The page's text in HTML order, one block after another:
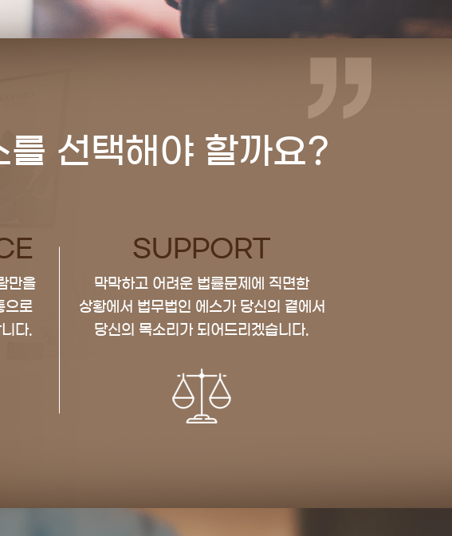
를 선택해야 할까요?
만을
으로
다.
SUPPORT
막막하고 어려운 법률문제에 직면한
상황에서 법무법인 에스가 당신의 곁에서
당신의 목소리가 되어드리겠습니다.